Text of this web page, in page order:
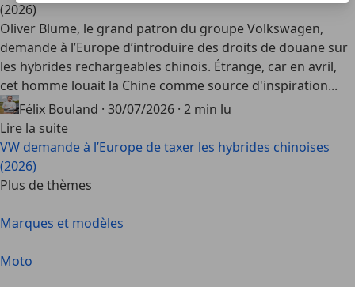
(2026)
Oliver Blume, le grand patron du groupe Volkswagen,
demande à l’Europe d’introduire des droits de douane sur
les hybrides rechargeables chinois. Étrange, car en avril,
cet homme louait la Chine comme source d'inspiration...
Félix Bouland · 30/07/2026 · 2 min lu
Lire la suite
VW demande à l’Europe de taxer les hybrides chinoises
(2026)
Plus de thèmes
Marques et modèles
Moto